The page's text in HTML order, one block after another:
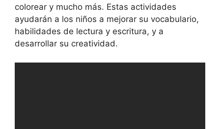
colorear y mucho más. Estas actividades
ayudarán a los niños a mejorar su vocabulario,
habilidades de lectura y escritura, y a
desarrollar su creatividad.